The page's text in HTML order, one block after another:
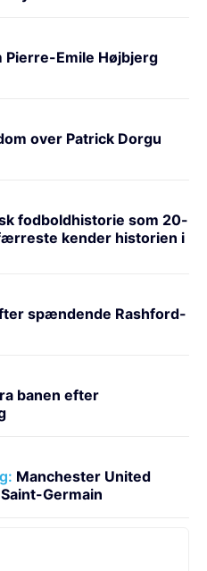
Pierre-Emile Højbjerg
over Patrick Dorgu
fodboldhistorie som 20-
kender historien i
spændende Rashford-
banen efter
Manchester United
Germain